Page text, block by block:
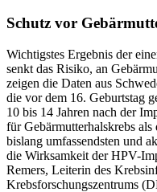
Schutz vor
Wichtigstes Ergebnis der
senkt das Risiko, an
zeigen die Daten aus
die vor dem 16. Geburtstag
10 bis 14 Jahren nach der
für Gebärmutterhalskrebs
bislang umfassendsten und
die Wirksamkeit der HPV-
Remers, Leiterin des
Krebsforschungszentrums